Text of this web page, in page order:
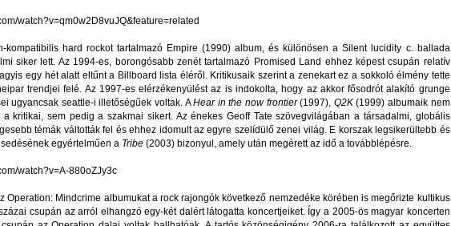
watch?v=qm0w2D8vuJQ&feature=related
kompatibilis hard rockot tartalmazó Empire (1990) album, és különösen a Silent lucidity c. ballada
siker lett. Az 1994-es, borongósabb zenét tartalmazó Promised Land ehhez képest csupán relatív
egy hét alatt eltűnt a Billboard lista éléről. Kritikusaik szerint a zenekart ez a sokkoló élmény tette
trendjei felé. Az 1997-es elérzékenyülést az is indokolta, hogy az akkor fősodrót alakító grunge
ugyancsak seattle-i illetőségűek voltak. AHear in the now frontier(1997), Q2K(1999) albumaik nem
kritikai, sem pedig a szakmai sikert. Az énekes Geoff Tate szövegvilágában a társadalmi, globális
témák váltották fel és ehhez idomult az egyre szelídülő zenei világ. E korszak legsikerültebb és
egyértelműen a Tribe (2003) bizonyul, amely után megérett az idő a továbblépésre.
watch?v=A-880oZJy3c
Operation: Mindcrime albumukat a rock rajongók következő nemzedéke körében is megőrizte kultikus
csupán az arról elhangzó egy-két dalért látogatta koncertjeiket. Így a 2005-ös magyar koncerten